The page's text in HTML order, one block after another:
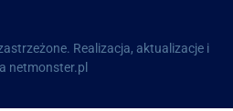
Realizacja, aktualizacje i
netmonster.pl